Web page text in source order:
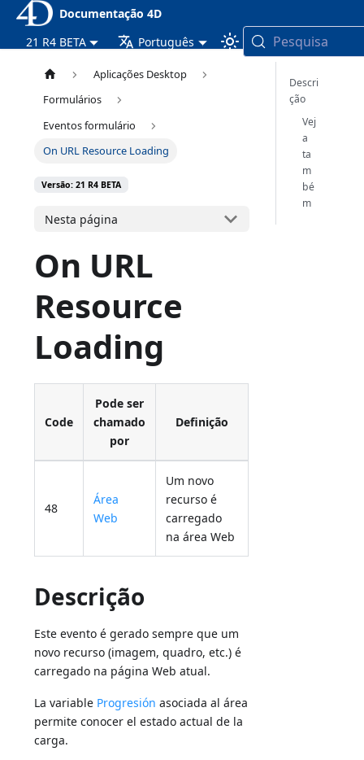
Documentação 4D
21 R4 BETA
Português Pesquisa
Aplicações Desktop
Formulários
Eventos formulário
On URL Resource Loading
Versão: 21 R4 BETA
Nesta página
On URL
Resource
Loading
Code
Pode ser
chamado
por
Definição
48
Área
Web
Um novo
recurso é
carregado
na área Web
Descrição
Este evento é gerado sempre que um
novo recurso (imagem, quadro, etc.) é
carregado na página Web atual.
La variable Progresión asociada al área
permite conocer el estado actual de la
carga.
Descri
ção
Vej
a
ta
m
bé
m